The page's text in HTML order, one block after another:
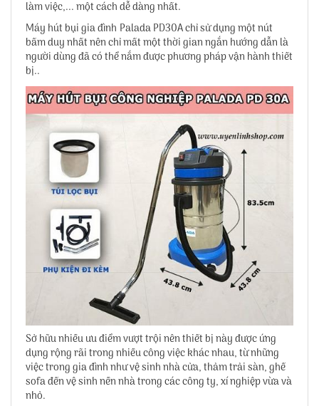
làm việc,... một cách dễ dàng nhất.
Máy hút bụi gia đình Palada PD30A chỉ sử dụng một nút
bấm duy nhất nên chỉ mất một thời gian ngắn hướng dẫn là
người dùng đã có thể nắm được phương pháp vận hành thiết
bị..
Sở hữu nhiều ưu điểm vượt trội nên thiết bị này được ứng
dụng rộng rãi trong nhiều công việc khác nhau, từ những
việc trong gia đình như vệ sinh nhà cửa, thảm trải sàn, ghế
sofa đến vệ sinh nền nhà trong các công ty, xí nghiệp vừa và
nhỏ.